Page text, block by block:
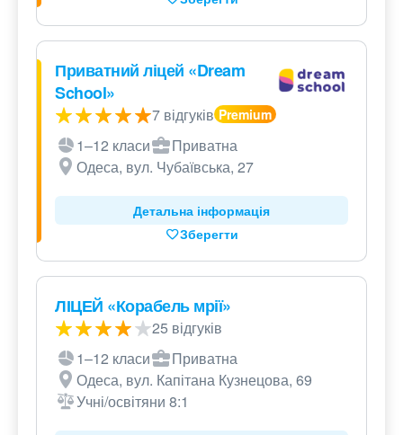
Приватний ліцей «Dream
School»
7 відгуків
1–12 класи
Приватна
Одеса, вул. Чубаївська, 27
Детальна інформація
Зберегти
ЛІЦЕЙ «Корабель мрії»
25 відгуків
1–12 класи
Приватна
Одеса, вул. Капітана Кузнецова, 69
Учні/освітяни 8:1